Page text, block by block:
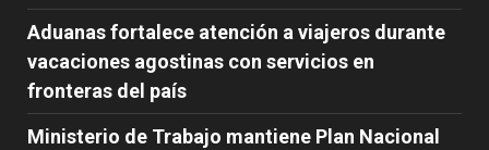
Aduanas fortalece atención a viajeros durante
vacaciones agostinas con servicios en
fronteras del país
Ministerio de Trabajo mantiene Plan Nacional